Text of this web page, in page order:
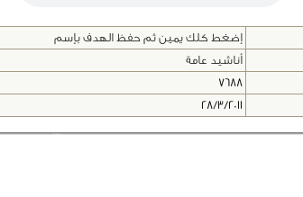
إضغط كلك يمين ثم حفظ الهدف بإسم
أناشيد عامة
7688
28/3/2011